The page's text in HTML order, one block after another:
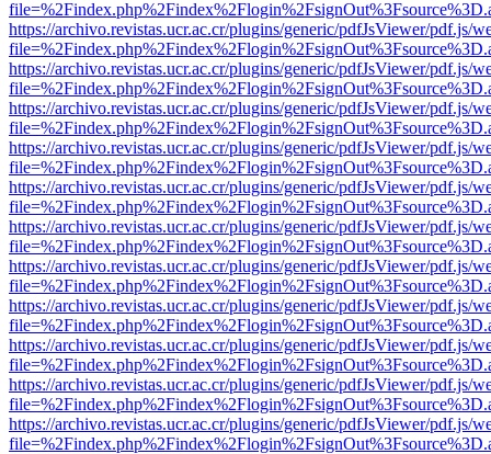
https://archivo.revistas.ucr.ac.cr/plugins/generic/pdfJsViewer/pdf.js/
https://archivo.revistas.ucr.ac.cr/plugins/generic/pdfJsViewer/pdf.js/
https://archivo.revistas.ucr.ac.cr/plugins/generic/pdfJsViewer/pdf.js/
https://archivo.revistas.ucr.ac.cr/plugins/generic/pdfJsViewer/pdf.js/
https://archivo.revistas.ucr.ac.cr/plugins/generic/pdfJsViewer/pdf.js/
https://archivo.revistas.ucr.ac.cr/plugins/generic/pdfJsViewer/pdf.js/
https://archivo.revistas.ucr.ac.cr/plugins/generic/pdfJsViewer/pdf.js/
https://archivo.revistas.ucr.ac.cr/plugins/generic/pdfJsViewer/pdf.js/
https://archivo.revistas.ucr.ac.cr/plugins/generic/pdfJsViewer/pdf.js/
https://archivo.revistas.ucr.ac.cr/plugins/generic/pdfJsViewer/pdf.js/
https://archivo.revistas.ucr.ac.cr/plugins/generic/pdfJsViewer/pdf.js/